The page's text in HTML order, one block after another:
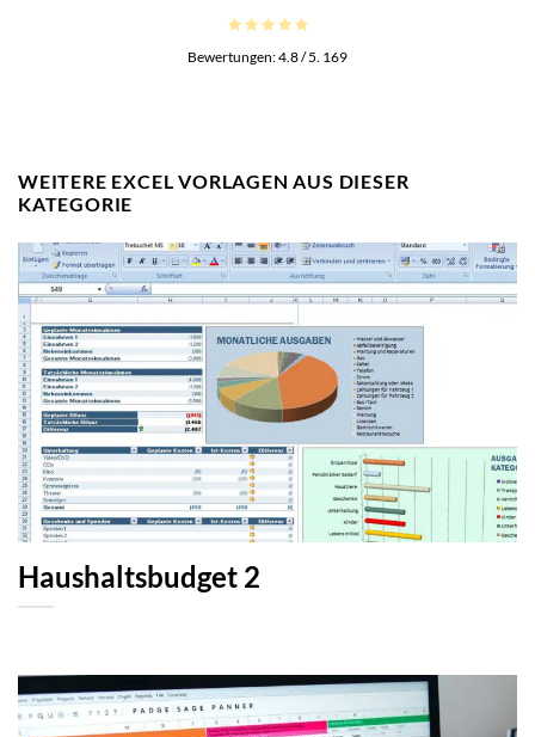
Bewertungen:4.8/ 5. 169
WEITERE EXCEL VORLAGEN AUS DIESER
KATEGORIE
Haushaltsbudget 2